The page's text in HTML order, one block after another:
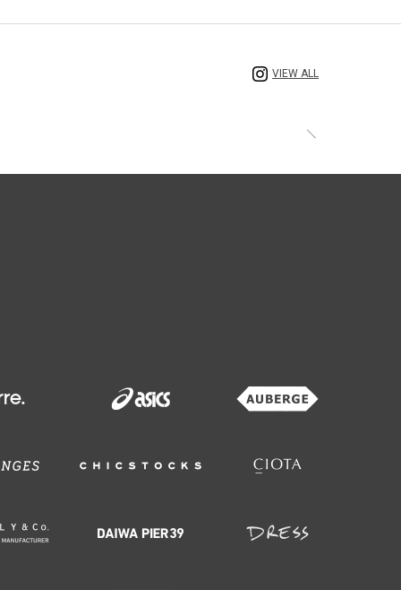
VIEW ALL